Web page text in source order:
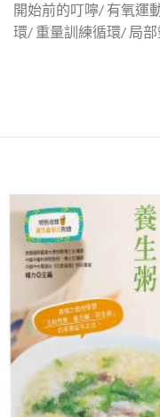
開始前的叮嚀/ 有氧運
環/ 重量訓練循環/ 局